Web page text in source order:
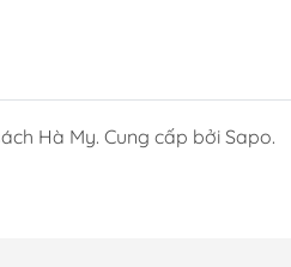
Hà My. Cung cấp bởi Sapo.